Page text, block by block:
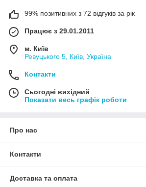
99% позитивних з 72 відгуків за рік
Працює з 29.01.2011
м. Київ
Ревуцького 5, Київ, Україна
Контакти
Сьогодні вихідний
Показати весь графік роботи
Про нас
Контакти
Доставка та оплата